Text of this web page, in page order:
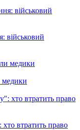
військовий
медики
втратить право